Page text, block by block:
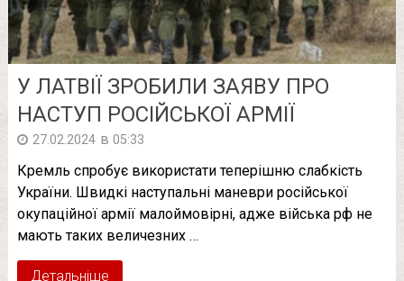
У ЛАТВІЇ ЗPОБИЛИ ЗАЯВУ ПРО
НАCТУП PОСІЙСЬКОЇ АPМІЇ
27.02.2024 в 05:33
Кремль спробує використати теперішню слабкість
України. Швидкі наступальні маневри російської
окупаційної армії малоймовірні, адже війська рф не
мають таких величезних …
Детальніше